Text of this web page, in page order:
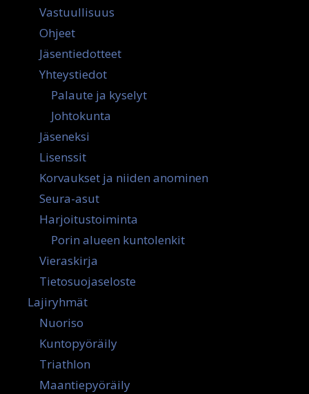
Vastuullisuus
Ohjeet
Jäsentiedotteet
Yhteystiedot
Palaute ja kyselyt
Johtokunta
Jäseneksi
Lisenssit
Korvaukset ja niiden anominen
Seura-asut
Harjoitustoiminta
Porin alueen kuntolenkit
Vieraskirja
Tietosuojaseloste
Lajiryhmät
Nuoriso
Kuntopyöräily
Triathlon
Maantiepyöräily